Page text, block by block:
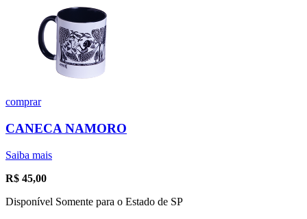
comprar
CANECA NAMORO
Saiba mais
R$ 45,00
Disponível Somente para o Estado de SP